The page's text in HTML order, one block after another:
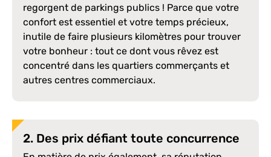
regorgent de parkings publics ! Parce que votre
confort est essentiel et votre temps précieux,
inutile de faire plusieurs kilomètres pour trouver
votre bonheur : tout ce dont vous rêvez est
concentré dans les quartiers commerçants et
autres centres commerciaux.
2. Des prix défiant toute concurrence